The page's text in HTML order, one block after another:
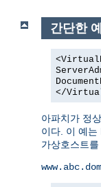
간단한
</
아파치가 정
이다. 이 예는
가상호스트를
www.abc.dom